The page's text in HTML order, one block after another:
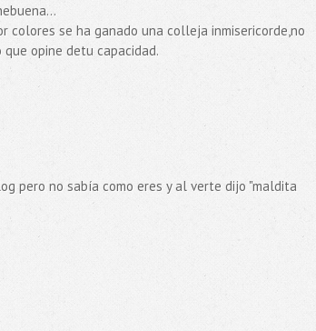
colores se ha ganado una colleja inmisericorde,no
opine detu capacidad.
pero no sabía como eres y al verte dijo "maldita